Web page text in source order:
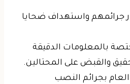
جرائمهم واستهداف ضحايا
بالمعلومات الدقيقة
والقبض على المحتالين.
بجرائم النصب